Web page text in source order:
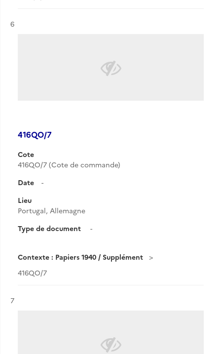
Résultat n°
6
416QO/7
Cote
416QO/7 (Cote de commande)
Date
-
Lieu
Portugal, Allemagne
Type de document
-
Contexte : Papiers 1940 / Supplément
416QO/7
Résultat n°
7